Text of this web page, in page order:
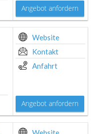
Angebot anfordern
Website
Kontakt
Anfahrt
Angebot anfordern